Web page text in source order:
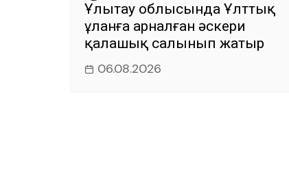
Ұлытау облысында Ұлттық
ұланға арналған әскери
қалашық салынып жатыр
06.08.2026